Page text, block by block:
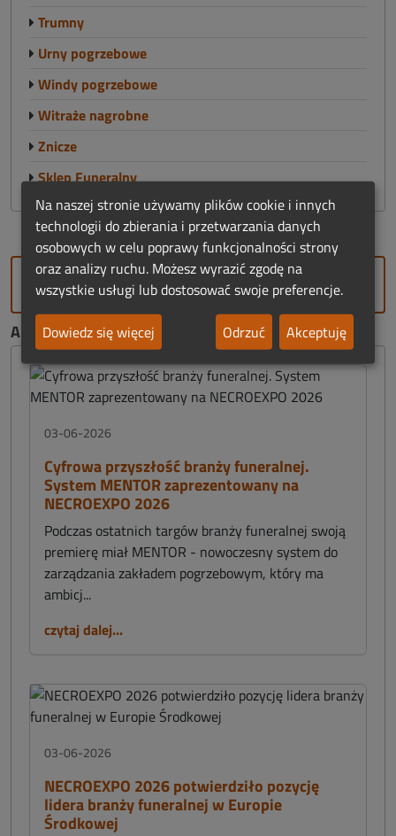
Trumny
Urny pogrzebowe
Windy pogrzebowe
Witraże nagrobne
Znicze
Sklep Funeralny
DODAJ FIRMĘ
AKTUALNOŚCI FUNERALNE:
03-06-2026
Cyfrowa przyszłość branży funeralnej.
System MENTOR zaprezentowany na
NECROEXPO 2026
Podczas ostatnich targów branży funeralnej swoją
premierę miał MENTOR - nowoczesny system do
zarządzania zakładem pogrzebowym, który ma
ambicj...
czytaj dalej...
03-06-2026
NECROEXPO 2026 potwierdziło pozycję
lidera branży funeralnej w Europie
Środkowej
Na naszej stronie używamy plików cookie i innych
technologii do zbierania i przetwarzania danych
osobowych w celu poprawy funkcjonalności strony
oraz analizy ruchu. Możesz wyrazić zgodę na
wszystkie usługi lub dostosować swoje preferencje.
Dowiedz się więcej
Odrzuć Akceptuję